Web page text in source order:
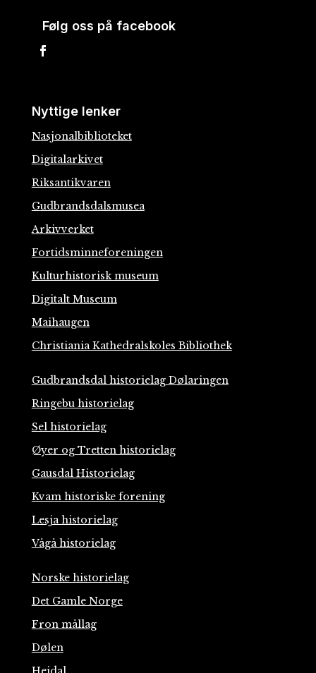
Følg oss på facebook
Nyttige lenker
Nasjonalbiblioteket
Digitalarkivet
Riksantikvaren
Gudbrandsdalsmusea
Arkivverket
Fortidsminneforeningen
Kulturhistorisk museum
Digitalt Museum
Maihaugen
Christiania Kathedralskoles Bibliothek
Gudbrandsdal historielag Dølaringen
Ringebu historielag
Sel historielag
Øyer og Tretten historielag
Gausdal Historielag
Kvam historiske forening
Lesja historielag
Vågå historielag
Norske historielag
Det Gamle Norge
Fron mållag
Dølen